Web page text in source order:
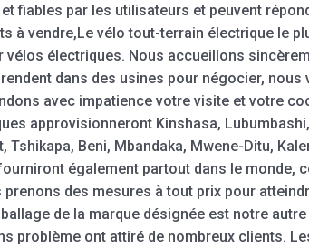
fiables par les utilisateurs et peuvent
à vendre,Le vélo tout-terrain électrique le
électriques. Nous accueillons
dans des usines pour négocier,
avec impatience votre visite et votre
approvisionneront Kinshasa,
Tshikapa, Beni, Mbandaka, Mwene-Ditu,
également partout dans le monde,
des mesures à tout prix pour
de la marque désignée est notre
problème ont attiré de nombreux clients.